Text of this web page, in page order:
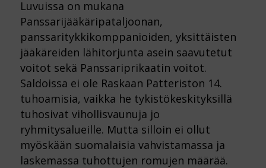
Luvuissa on mukana
Panssarijääkäripataljoonan,
panssaritykkikomppanioiden, yksittäisten
jääkäreiden lähitorjunta asein saavutetut
voitot sekä Panssariprikaatin voitot.
Saldoissa ei ole Raskaan Patteriston 14.
tuhoamisia, vaikka he tykistökeskityksillä
tuhosivat vihollisvaunuja jo
ryhmitysalueille. Mutta silloin ei ollut
myöskään suomalaisia vahvistamassa ja
laskemassa tuhottujen romujen määrää.